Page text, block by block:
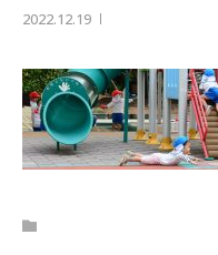
2022.12.19さつきこども園の紹介
園児募集・育児相談